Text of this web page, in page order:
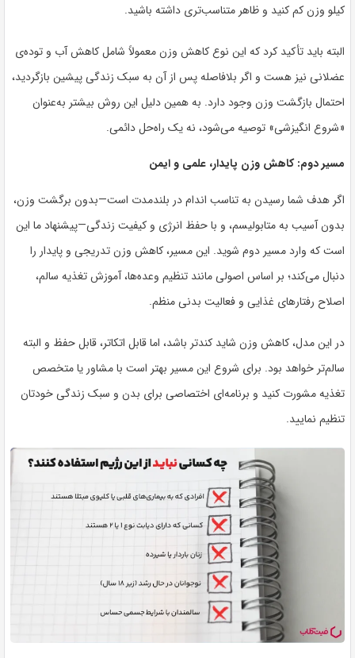
کیلو وزن کم کنید و ظاهر متناسب‌تری داشته باشید.
البته باید تأکید کرد که این نوع کاهش وزن معمولاً شامل کاهش آب و توده‌ی
عضلانی نیز هست و اگر بلافاصله پس از آن به سبک زندگی پیشین بازگردید،
احتمال بازگشت وزن وجود دارد. به همین دلیل این روش بیشتر به‌عنوان
«شروع انگیزشی» توصیه می‌شود، نه یک راه‌حل دائمی.
مسیر دوم: کاهش وزن پایدار، علمی و ایمن
اگر هدف شما رسیدن به تناسب اندام در بلندمدت است—بدون برگشت وزن،
بدون آسیب به متابولیسم، و با حفظ انرژی و کیفیت زندگی—پیشنهاد ما این
است که وارد مسیر دوم شوید. این مسیر، کاهش وزن تدریجی و پایدار را
دنبال می‌کند؛ بر اساس اصولی مانند تنظیم وعده‌ها، آموزش تغذیه سالم،
اصلاح رفتارهای غذایی و فعالیت بدنی منظم.
در این مدل، کاهش وزن شاید کندتر باشد، اما قابل اتکاتر، قابل حفظ و البته
سالم‌تر خواهد بود. برای شروع این مسیر بهتر است با مشاور یا متخصص
تغذیه مشورت کنید و برنامه‌ای اختصاصی برای بدن و سبک زندگی خودتان
تنظیم نمایید.